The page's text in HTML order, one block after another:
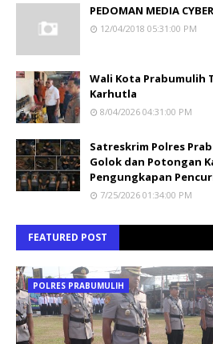
PEDOMAN MEDIA CYBER
12/04/2018 05:31:00 PM
Wali Kota Prabumulih
Karhutla
8/04/2026 04:31:00 PM
Satreskrim Polres
Golok dan Potongan
Pengungkapan
7/25/2026 01:34:00 PM
FEATURED POST
POLRES PRABUMULIH